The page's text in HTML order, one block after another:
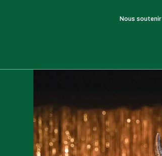
Nous soutenir